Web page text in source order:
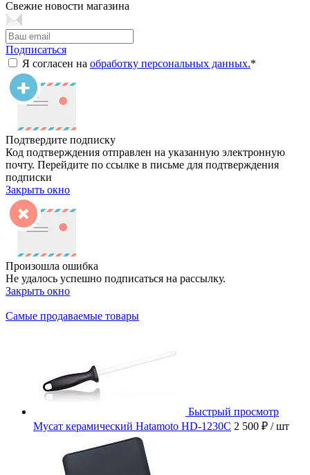
Свежие новости магазина
Подписаться
Я согласен на обработку персональных данных.*
Подтвердите подписку
Код подтверждения отправлен на указанную электронную
почту. Перейдите по ссылке в письме для подтверждения
подписки
Закрыть окно
Произошла ошибка
Не удалось успешно подписаться на рассылку.
Закрыть окно
Самые продаваемые товары
Быстрый просмотр
Мусат керамический Hatamoto HD-1230C 2 500 ₽ / шт